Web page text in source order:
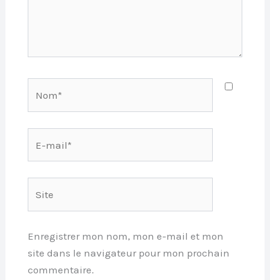
mail*
Enregistrer mon nom, mon e-mail et mon
site dans le navigateur pour mon prochain
commentaire.